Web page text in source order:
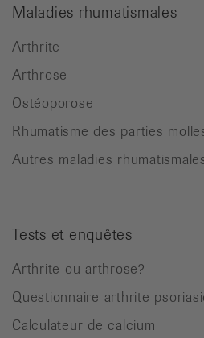
Maladies rhumatismales
Arthrite
Arthrose
Ostéoporose
Rhumatisme des parties
Autres maladies
Tests et enquêtes
Arthrite ou arthrose?
Questionnaire arthrite
Calculateur de calcium